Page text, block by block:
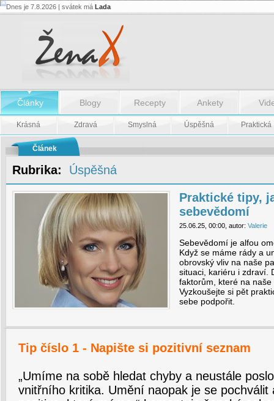
Praktické
sebevědomí
tipy,
jak
si
navýšit
sebevědomí
Dnes je 7.8.2026 | svátek má Lada
Články Blogy Recepty Ankety
Krásná Zdravá Smyslná Úspěšná Praktická
Článek
Rubrika: Úspěšná
Praktické tipy,
sebevědomí
25.06.25, 00:00, autor: Valerie
Sebevědomí je alfou
Když se máme rády a
obrovský vliv na naše
situaci, kariéru i zdraví.
faktorům, které na
Vyzkoušejte si pět
sebe podpořit.
Tip číslo 1 - Napište si pozitivní seznam
„Umíme na sobě hledat chyby a neustále
vnitřního kritika. Umění naopak je se pochválit